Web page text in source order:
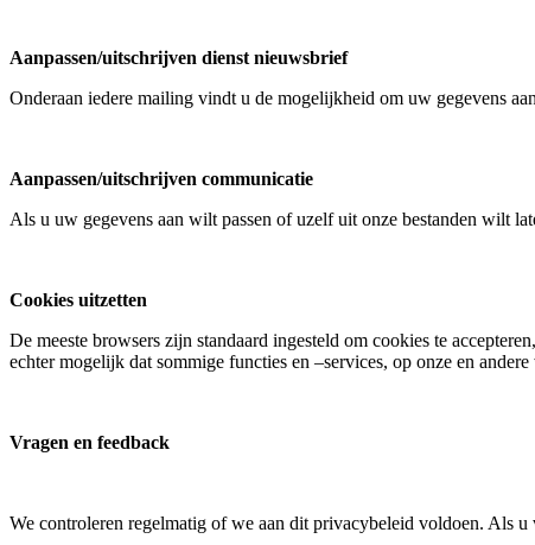
Aanpassen/uitschrijven dienst nieuwsbrief
Onderaan iedere mailing vindt u de mogelijkheid om uw gegevens
Aanpassen/uitschrijven communicatie
Als u uw gegevens aan wilt passen of uzelf uit onze bestanden wilt
Cookies uitzetten
De meeste browsers zijn standaard ingesteld om cookies te
echter mogelijk dat sommige functies en –services, op onze en
Vragen en feedback
We controleren regelmatig of we aan dit privacybeleid voldoen. Als